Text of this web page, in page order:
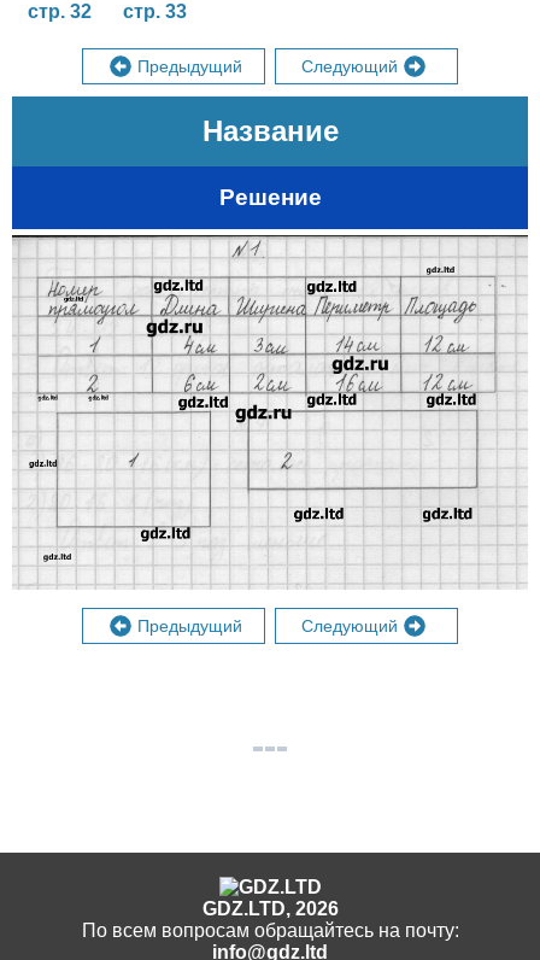
стр. 32 стр. 33
Предыдущий Следующий
Название
Решение
Предыдущий Следующий
GDZ.LTD, 2026
По всем вопросам обращайтесь на почту:
info@gdz.ltd